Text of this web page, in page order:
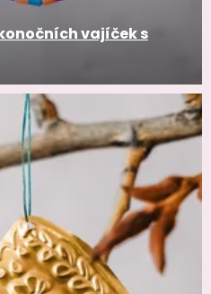
vajíček s